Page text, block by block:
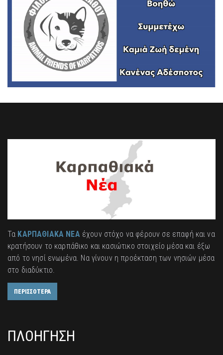
Τα ΚΑΡΠΑΘΙΑΚΑ ΝΕΑέχουν στόχο να φέρουν σε επαφή και να
κρατήσουν το καρπάθικο και κασιώτικο στοιχείο μέσα και έξω
από το νησί ενωμένα. Να γίνουν η προέκταση των νησιών μέσα
στο διαδύκτιο.
ΠΕΡΙΣΣΟΤΕΡΑ
ΠΛΟΗΓΗΣΗ